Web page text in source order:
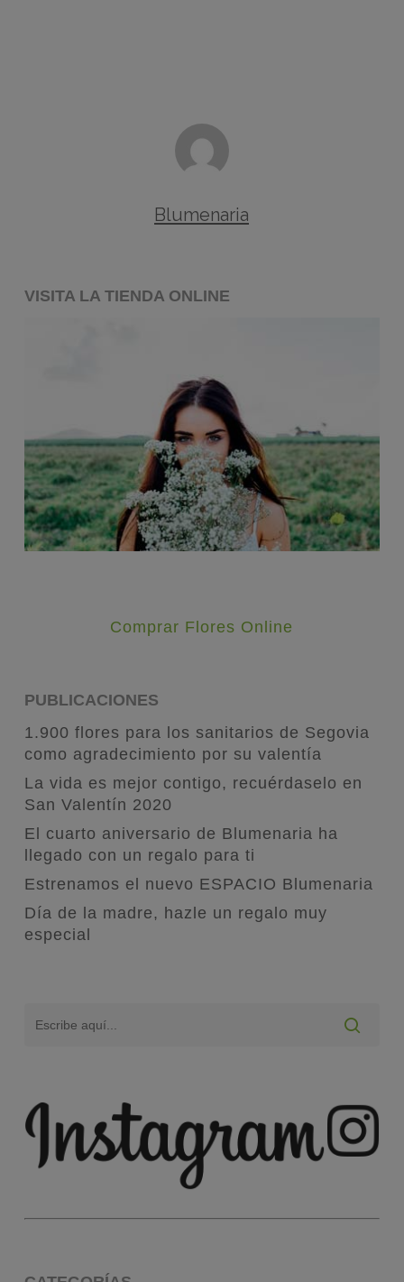
Blumenaria
VISITA LA TIENDA ONLINE
Comprar Flores Online
PUBLICACIONES
1.900 flores para los sanitarios de Segovia
como agradecimiento por su valentía
La vida es mejor contigo, recuérdaselo en
San Valentín 2020
El cuarto aniversario de Blumenaria ha
llegado con un regalo para ti
Estrenamos el nuevo ESPACIO Blumenaria
Día de la madre, hazle un regalo muy
especial